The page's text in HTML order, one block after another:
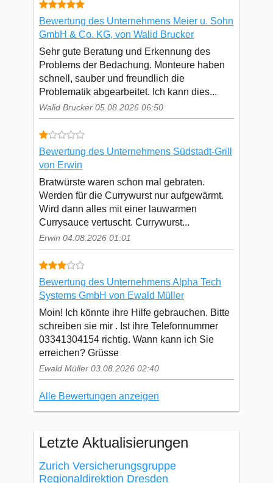
Bewertung des Unternehmens Meier u. Sohn
GmbH & Co. KG, von Walid Brucker
Sehr gute Beratung und Erkennung des
Problems der Bedachung. Monteure haben
schnell, sauber und freundlich die
Problematik abgearbeitet. Ich kann dies...
Walid Brucker 05.08.2026 06:50
Bewertung des Unternehmens Südstadt-Grill
von Erwin
Bratwürste waren schon mal gebraten.
Werden für die Currywurst nur aufgewärmt.
Wird dann alles mit einer lauwarmen
Currysauce vertuscht. Currywurst...
Erwin 04.08.2026 01:01
Bewertung des Unternehmens Alpha Tech
Systems GmbH von Ewald Müller
Moin! Ich könnte ihre Hilfe gebrauchen. Bitte
schreiben sie mir . Ist ihre Telefonnummer
03341304154 richtig. Wann kann ich Sie
erreichen? Grüsse
Ewald Müller 03.08.2026 02:40
Alle Bewertungen anzeigen
Letzte Aktualisierungen
Zurich Versicherungsgruppe
Regionaldirektion Dresden